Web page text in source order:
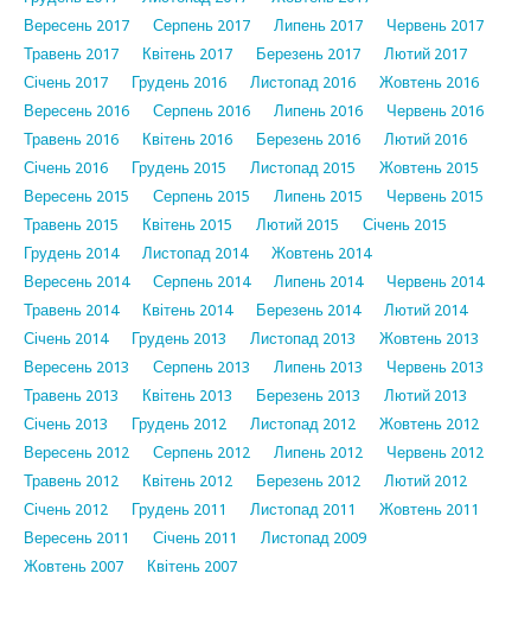
Вересень 2017
Серпень 2017 Липень 2017
Червень 2017
Травень 2017
Квітень 2017 Березень 2017
Лютий 2017
Січень 2017
Грудень 2016 Листопад 2016
Жовтень 2016
Вересень 2016
Серпень 2016 Липень 2016
Червень 2016
Травень 2016
Квітень 2016 Березень 2016
Лютий 2016
Січень 2016
Грудень 2015 Листопад 2015
Жовтень 2015
Вересень 2015
Серпень 2015 Липень 2015
Червень 2015
Травень 2015
Квітень 2015 Лютий 2015
Січень 2015
Грудень 2014
Листопад 2014
Жовтень 2014
Вересень 2014
Серпень 2014 Липень 2014
Червень 2014
Травень 2014
Квітень 2014 Березень 2014
Лютий 2014
Січень 2014
Грудень 2013 Листопад 2013
Жовтень 2013
Вересень 2013
Серпень 2013 Липень 2013
Червень 2013
Травень 2013
Квітень 2013 Березень 2013
Лютий 2013
Січень 2013
Грудень 2012 Листопад 2012
Жовтень 2012
Вересень 2012
Серпень 2012 Липень 2012
Червень 2012
Травень 2012
Квітень 2012 Березень 2012
Лютий 2012
Січень 2012
Грудень 2011 Листопад 2011
Жовтень 2011
Вересень 2011
Січень 2011
Листопад 2009
Жовтень 2007
Квітень 2007